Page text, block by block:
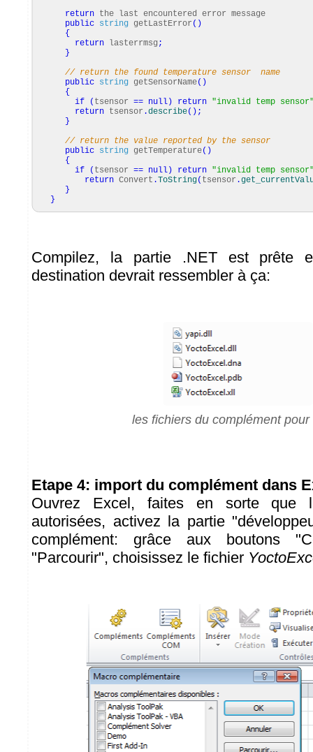
return the last encountered error message
public string getLastError ( )
{
return lasterrmsg ;
}
// return the found temperature sensor name
public string getSensorName( )
{
if
( tsensor == null ) return "invalid temp
return tsensor .describe( ) ;
}
// return the value reported by the sensor
public string getTemperature( )
{
if
( tsensor == null ) return "invalid temp
return Convert .ToString( tsensor .
}
}
Compilez, la partie .NET est prête
destination devrait ressembler à ça:
les fichiers du complément pour
Etape 4: import du complément dans
Ouvrez Excel, faites en sorte que
autorisées, activez la partie
complément: grâce aux boutons
"Parcourir", choisissez le fichier